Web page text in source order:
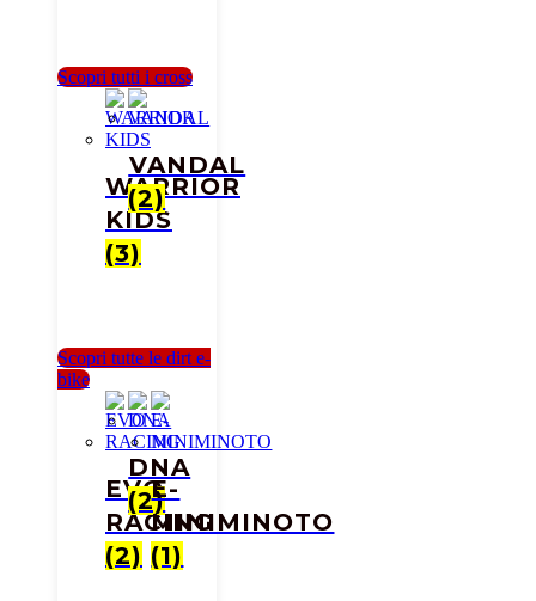
Scopri tutti i cross
WARRIOR
KIDS
(3)
⁠VANDAL
(2)
Scopri tutte le dirt e-
bike
EVO
RACING
(2)
DNA
(2)E-
MINIMINOTO
(1)